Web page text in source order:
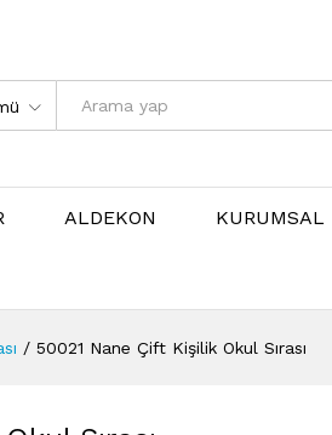
ALDEKON KURUMSAL
/ 50021 Nane Çift Kişilik Okul Sırası